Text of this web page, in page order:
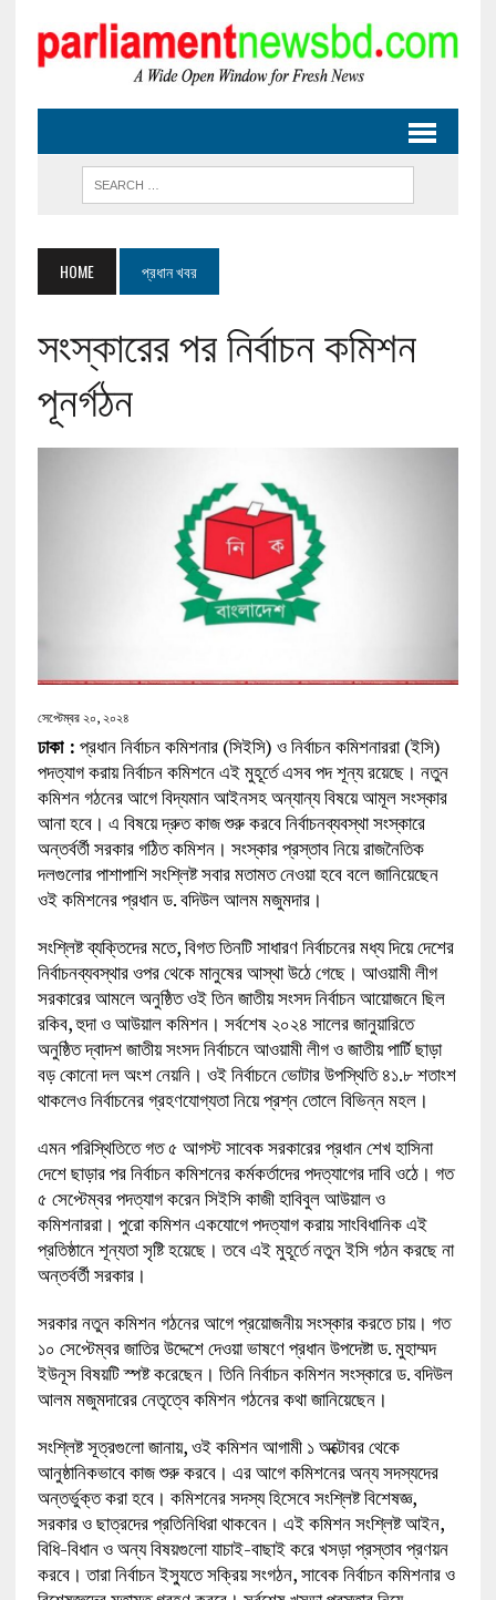
HOME প্রধান খবর
সংস্কারের পর নির্বাচন কমিশন
পূনর্গঠন
সেপ্টেম্বর ২০, ২০২৪
ঢাকা : প্রধান নির্বাচন কমিশনার (সিইসি) ও নির্বাচন কমিশনাররা (ইসি)
পদত্যাগ করায় নির্বাচন কমিশনে এই মুহূর্তে এসব পদ শূন্য রয়েছে। নতুন
কমিশন গঠনের আগে বিদ্যমান আইনসহ অন্যান্য বিষয়ে আমূল সংস্কার
আনা হবে। এ বিষয়ে দ্রুত কাজ শুরু করবে নির্বাচনব্যবস্থা সংস্কারে
অন্তর্বর্তী সরকার গঠিত কমিশন। সংস্কার প্রস্তাব নিয়ে রাজনৈতিক
দলগুলোর পাশাপাশি সংশ্লিষ্ট সবার মতামত নেওয়া হবে বলে জানিয়েছেন
ওই কমিশনের প্রধান ড. বদিউল আলম মজুমদার।
সংশ্লিষ্ট ব্যক্তিদের মতে, বিগত তিনটি সাধারণ নির্বাচনের মধ্য দিয়ে দেশের
নির্বাচনব্যবস্থার ওপর থেকে মানুষের আস্থা উঠে গেছে। আওয়ামী লীগ
সরকারের আমলে অনুষ্ঠিত ওই তিন জাতীয় সংসদ নির্বাচন আয়োজনে ছিল
রকিব, হুদা ও আউয়াল কমিশন। সর্বশেষ ২০২৪ সালের জানুয়ারিতে
অনুষ্ঠিত দ্বাদশ জাতীয় সংসদ নির্বাচনে আওয়ামী লীগ ও জাতীয় পার্টি ছাড়া
বড় কোনো দল অংশ নেয়নি। ওই নির্বাচনে ভোটার উপস্থিতি ৪১.৮ শতাংশ
থাকলেও নির্বাচনের গ্রহণযোগ্যতা নিয়ে প্রশ্ন তোলে বিভিন্ন মহল।
এমন পরিস্থিতিতে গত ৫ আগস্ট সাবেক সরকারের প্রধান শেখ হাসিনা
দেশে ছাড়ার পর নির্বাচন কমিশনের কর্মকর্তাদের পদত্যাগের দাবি ওঠে। গত
৫ সেপ্টেম্বর পদত্যাগ করেন সিইসি কাজী হাবিবুল আউয়াল ও
কমিশনাররা। পুরো কমিশন একযোগে পদত্যাগ করায় সাংবিধানিক এই
প্রতিষ্ঠানে শূন্যতা সৃষ্টি হয়েছে। তবে এই মুহূর্তে নতুন ইসি গঠন করছে না
অন্তর্বর্তী সরকার।
সরকার নতুন কমিশন গঠনের আগে প্রয়োজনীয় সংস্কার করতে চায়। গত
১০ সেপ্টেম্বর জাতির উদ্দেশে দেওয়া ভাষণে প্রধান উপদেষ্টা ড. মুহাম্মদ
ইউনূস বিষয়টি স্পষ্ট করেছেন। তিনি নির্বাচন কমিশন সংস্কারে ড. বদিউল
আলম মজুমদারের নেতৃত্বে কমিশন গঠনের কথা জানিয়েছেন।
সংশ্লিষ্ট সূত্রগুলো জানায়, ওই কমিশন আগামী ১ অক্টোবর থেকে
আনুষ্ঠানিকভাবে কাজ শুরু করবে। এর আগে কমিশনের অন্য সদস্যদের
অন্তর্ভুক্ত করা হবে। কমিশনের সদস্য হিসেবে সংশ্লিষ্ট বিশেষজ্ঞ,
সরকার ও ছাত্রদের প্রতিনিধিরা থাকবেন। এই কমিশন সংশ্লিষ্ট আইন,
বিধি-বিধান ও অন্য বিষয়গুলো যাচাই-বাছাই করে খসড়া প্রস্তাব প্রণয়ন
করবে। তারা নির্বাচন ইস্যুতে সক্রিয় সংগঠন, সাবেক নির্বাচন কমিশনার ও